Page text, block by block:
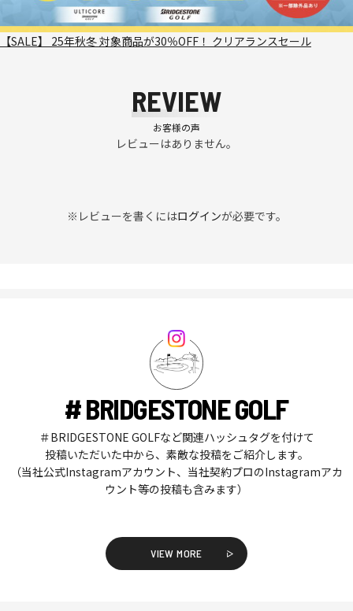
【SALE】 25年秋冬 対象商品が30％OFF！ クリアランスセール
REVIEW
お客様の声
レビューはありません。
※レビューを書くにはログインが必要です。
# BRIDGESTONE GOLF
＃BRIDGESTONE GOLFなど関連ハッシュタグを付けて
投稿いただいた中から、素敵な投稿をご紹介します。
（当社公式Instagramアカウント、当社契約プロのInstagramアカ
ウント等の投稿も含みます）
VIEW MORE